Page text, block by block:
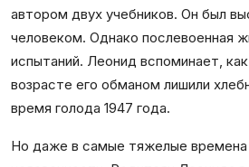
автором двух учебников. Он был
человеком. Однако послевоенная
испытаний. Леонид вспоминает,
возрасте его обманом лишили
время голода 1947 года.
Но даже в самые тяжелые времена